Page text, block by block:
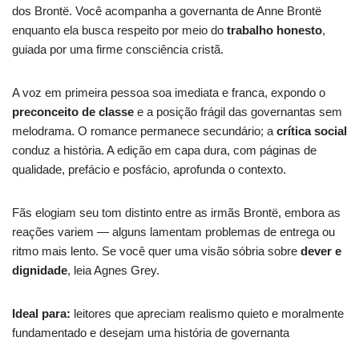
dos Brontë. Você acompanha a governanta de Anne Brontë
enquanto ela busca respeito por meio do trabalho honesto,
guiada por uma firme consciência cristã.
A voz em primeira pessoa soa imediata e franca, expondo o
preconceito de classe e a posição frágil das governantas sem
melodrama. O romance permanece secundário; a crítica social
conduz a história. A edição em capa dura, com páginas de
qualidade, prefácio e posfácio, aprofunda o contexto.
Fãs elogiam seu tom distinto entre as irmãs Brontë, embora as
reações variem — alguns lamentam problemas de entrega ou
ritmo mais lento. Se você quer uma visão sóbria sobre dever e
dignidade, leia Agnes Grey.
Ideal para: leitores que apreciam realismo quieto e moralmente
fundamentado e desejam uma história de governanta